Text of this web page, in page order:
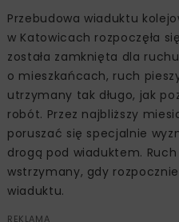
Przebudowa wiaduktu
w Katowicach rozpoczęła
została zamknięta dla
o mieszkańcach, ruch
utrzymany tak długo, jak
robót. Przez najbliższy
poruszać się specjalnie
drogą pod wiaduktem.
wstrzymany, gdy
wiaduktu.
REKLAMA